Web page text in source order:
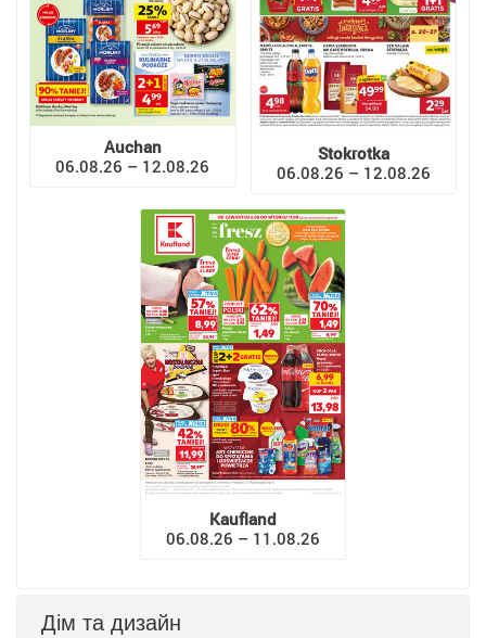
Auchan
06.08.26 – 12.08.26
Stokrotka
06.08.26 – 12.08.26
Kaufland
06.08.26 – 11.08.26
Дім та дизайн